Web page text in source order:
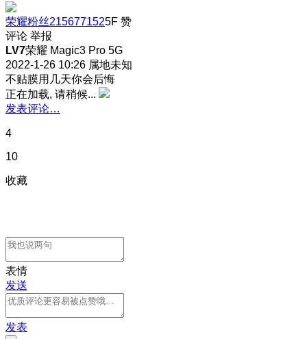
荣耀粉丝2156771525F 赞
评论 举报
LV7荣耀 Magic3 Pro 5G
2022-1-26 10:26 属地未知
不贴膜用几天你会后悔
正在加载, 请稍候...
发表评论…
4
10
收藏
表情
发送
发表